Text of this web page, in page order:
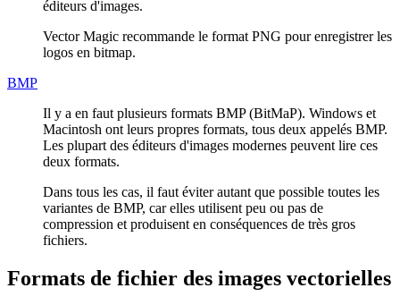
éditeurs d'images.
Vector Magic recommande le format PNG pour enregistrer les
logos en bitmap.
BMP
Il y a en faut plusieurs formats BMP (BitMaP). Windows et
Macintosh ont leurs propres formats, tous deux appelés BMP.
Les plupart des éditeurs d'images modernes peuvent lire ces
deux formats.
Dans tous les cas, il faut éviter autant que possible toutes les
variantes de BMP, car elles utilisent peu ou pas de
compression et produisent en conséquences de très gros
fichiers.
Formats de fichier des images vectorielles